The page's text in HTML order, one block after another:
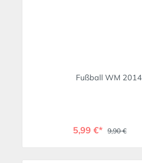
Fußball WM 2014
5,99 €* 9,90 €